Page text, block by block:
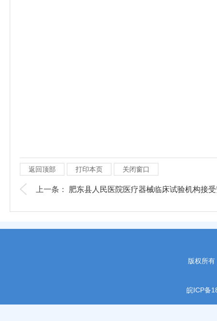
返回顶部 打印本页 关闭窗口
上一条： 肥东县人民医院医疗器械临床试验机构接受
版权所
皖ICP备